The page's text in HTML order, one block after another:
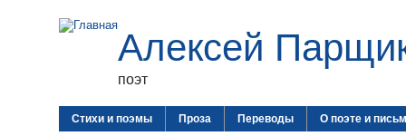
Алексей
поэт
Стихи и поэмы Проза Переводы О поэте и